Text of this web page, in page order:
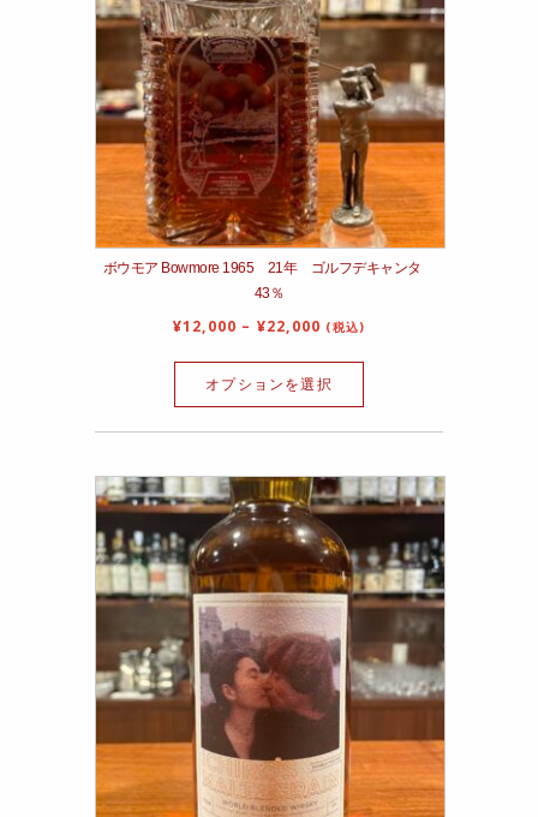
ボウモア Bowmore 1965 21年 ゴルフデキャンタ
43％
¥12,000 – ¥22,000 (税込)
オプションを選択